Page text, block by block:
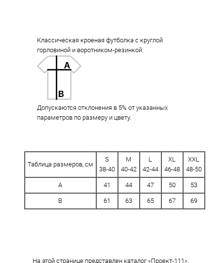
Классическая кроеная футболка с круглой
горловиной и воротником-резинкой.
Допускаются отклонения в 5% от указанных
параметров по размеру и цвету.
Таблица размеров, см
S
38-40
M
40-42
L
42-44
XL
46-48
XXL
48-50
A 41 44 47 50 53
B 61 63 65 67 69
На этой странице представлен каталог «Проект-111».